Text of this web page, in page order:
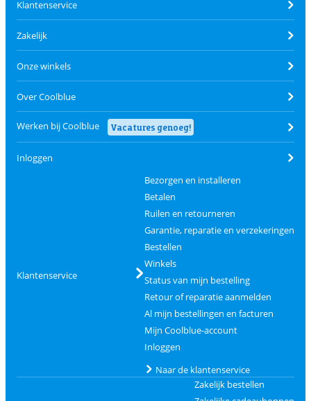
Klantenservice
Zakelijk
Onze winkels
Over Coolblue
Werken bij Coolblue Vacatures genoeg!
Inloggen
Klantenservice
Bezorgen en installeren
Betalen
Ruilen en retourneren
Garantie, reparatie en verzekeringen
Bestellen
Winkels
Status van mijn bestelling
Retour of reparatie aanmelden
Al mijn bestellingen en facturen
Mijn Coolblue-account
Inloggen
Naar de klantenservice
Zakelijk bestellen